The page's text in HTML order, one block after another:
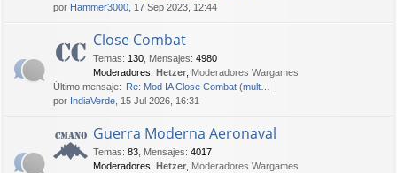
por Hammer3000 , 17 Sep 2023, 12:44
Close Combat
Temas: 130 Mensajes: 4980
Moderadores: Hetzer Moderadores Wargames
Último mensaje: Re: Mod IA Close Combat (mult…
por IndiaVerde , 15 Jul 2026, 16:31
Guerra Moderna Aeronaval
Temas: 83 Mensajes: 4017
Moderadores: Hetzer Moderadores Wargames